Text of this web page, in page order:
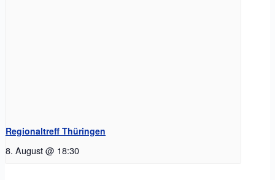
Regionaltreff Thüringen
8. August @ 18:30